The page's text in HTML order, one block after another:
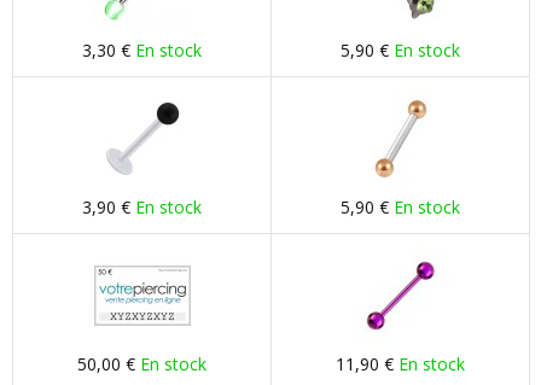
3,30 € En stock 5,90 € En stock
3,90 € En stock 5,90 € En stock
50,00 € En stock 11,90 € En stock